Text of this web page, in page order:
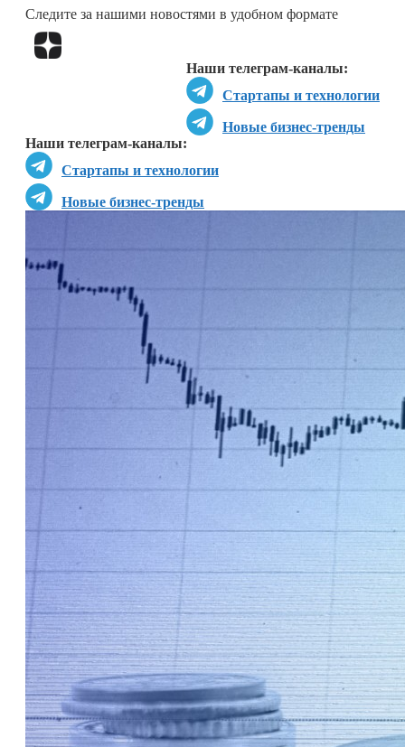
Следите за нашими новостями в удобном формате
Наши телеграм-каналы:
Стартапы и технологии
Новые бизнес-тренды
Наши телеграм-каналы:
Стартапы и технологии
Новые бизнес-тренды